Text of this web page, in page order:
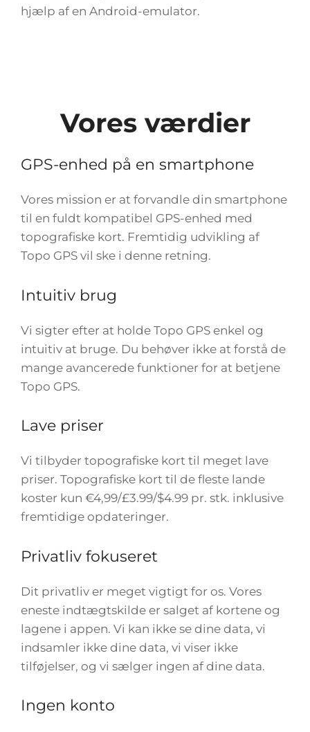
hjælp af en Android-emulator.
Vores værdier
GPS-enhed på en smartphone
Vores mission er at forvandle din smartphone
til en fuldt kompatibel GPS-enhed med
topografiske kort. Fremtidig udvikling af
Topo GPS vil ske i denne retning.
Intuitiv brug
Vi sigter efter at holde Topo GPS enkel og
intuitiv at bruge. Du behøver ikke at forstå de
mange avancerede funktioner for at betjene
Topo GPS.
Lave priser
Vi tilbyder topografiske kort til meget lave
priser. Topografiske kort til de fleste lande
koster kun €4,99/£3.99/$4.99 pr. stk. inklusive
fremtidige opdateringer.
Privatliv fokuseret
Dit privatliv er meget vigtigt for os. Vores
eneste indtægtskilde er salget af kortene og
lagene i appen. Vi kan ikke se dine data, vi
indsamler ikke dine data, vi viser ikke
tilføjelser, og vi sælger ingen af dine data.
Ingen konto